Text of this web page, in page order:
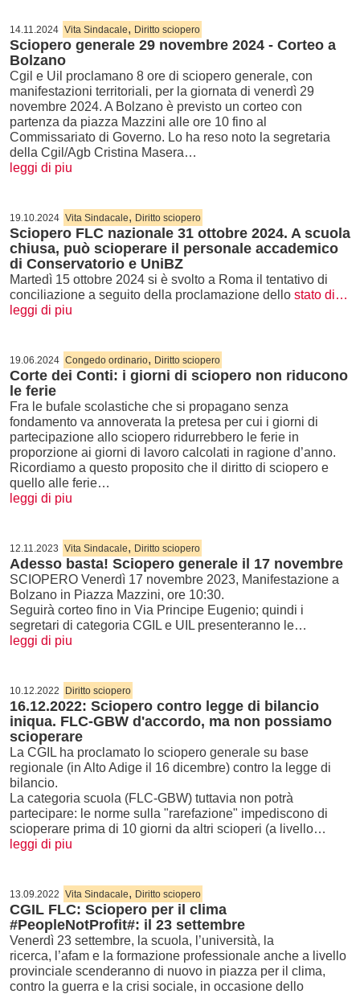
14.11.2024 Vita Sindacale, Diritto sciopero
Sciopero generale 29 novembre 2024 - Corteo a
Bolzano
Cgil e Uil proclamano 8 ore di sciopero generale, con
manifestazioni territoriali, per la giornata di venerdì 29
novembre 2024. A Bolzano è previsto un corteo con
partenza da piazza Mazzini alle ore 10 fino al
Commissariato di Governo. Lo ha reso noto la segretaria
della Cgil/Agb Cristina Masera…
leggi di piu
19.10.2024 Vita Sindacale, Diritto sciopero
Sciopero FLC nazionale 31 ottobre 2024. A scuola
chiusa, può scioperare il personale accademico
di Conservatorio e UniBZ
Martedì 15 ottobre 2024 si è svolto a Roma il tentativo di
conciliazione a seguito della proclamazione dello stato di…
leggi di piu
19.06.2024 Congedo ordinario, Diritto sciopero
Corte dei Conti: i giorni di sciopero non riducono
le ferie
Fra le bufale scolastiche che si propagano senza
fondamento va annoverata la pretesa per cui i giorni di
partecipazione allo sciopero ridurrebbero le ferie in
proporzione ai giorni di lavoro calcolati in ragione d’anno.
Ricordiamo a questo proposito che il diritto di sciopero e
quello alle ferie…
leggi di piu
12.11.2023 Vita Sindacale, Diritto sciopero
Adesso basta! Sciopero generale il 17 novembre
SCIOPERO Venerdì 17 novembre 2023, Manifestazione a
Bolzano in Piazza Mazzini, ore 10:30.
Seguirà corteo fino in Via Principe Eugenio; quindi i
segretari di categoria CGIL e UIL presenteranno le…
leggi di piu
10.12.2022 Diritto sciopero
16.12.2022: Sciopero contro legge di bilancio
iniqua. FLC-GBW d'accordo, ma non possiamo
scioperare
La CGIL ha proclamato lo sciopero generale su base
regionale (in Alto Adige il 16 dicembre) contro la legge di
bilancio.
La categoria scuola (FLC-GBW) tuttavia non potrà
partecipare: le norme sulla "rarefazione" impediscono di
scioperare prima di 10 giorni da altri scioperi (a livello…
leggi di piu
13.09.2022 Vita Sindacale, Diritto sciopero
CGIL FLC: Sciopero per il clima
#PeopleNotProfit#: il 23 settembre
Venerdì 23 settembre, la scuola, l’università, la
ricerca, l’afam e la formazione professionale anche a livello
provinciale scenderanno di nuovo in piazza per il clima,
contro la guerra e la crisi sociale, in occasione dello